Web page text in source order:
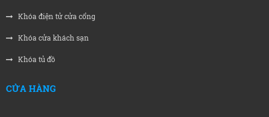
Khóa điện tử cửa cổng
Khóa cửa khách sạn
Khóa tủ đồ
CỬA HÀNG